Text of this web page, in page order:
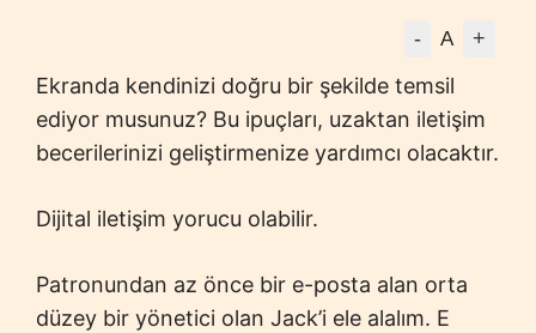
- A +
Ekranda kendinizi doğru bir şekilde temsil
ediyor musunuz? Bu ipuçları, uzaktan iletişim
becerilerinizi geliştirmenize yardımcı olacaktır.
Dijital iletişim yorucu olabilir.
Patronundan az önce bir e-posta alan orta
düzey bir yönetici olan Jack’i ele alalım. E